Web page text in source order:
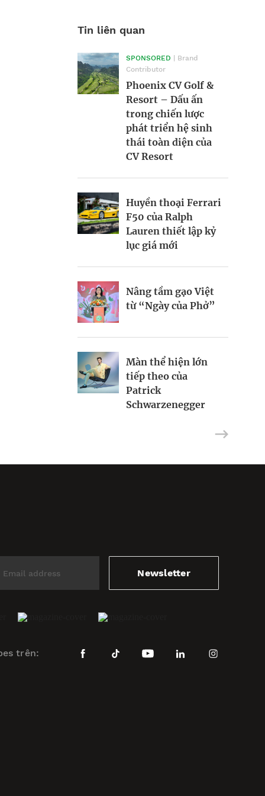
Tin liên quan
SPONSORED | Brand
Contributor
Phoenix CV Golf &
Resort – Dấu ấn
trong chiến lược
phát triển hệ sinh
thái toàn diện của
CV Resort
Huyền thoại Ferrari
F50 của Ralph
Lauren thiết lập kỷ
lục giá mới
Nâng tầm gạo Việt
từ “Ngày của Phở”
Màn thể hiện lớn
tiếp theo của
Patrick
Schwarzenegger
Morgan Supersport
đại trong dáng vẻ
hoài cổ
BRANDCONNECT| Brand
Contributor
nghiệm quốc tế, kết
tinh bản sắc
Trump
Riot Studios làm
Việt Nam
Victor Vũ và nghệ
trong điện ảnh
Nền kinh tế tỷ đô
tại giải Oscar
Thương hiệu tham
gia vào cuộc chơi
“music marketing”
tiền tỷ
Hiểu đúng gen Z
Newsletter
trên: